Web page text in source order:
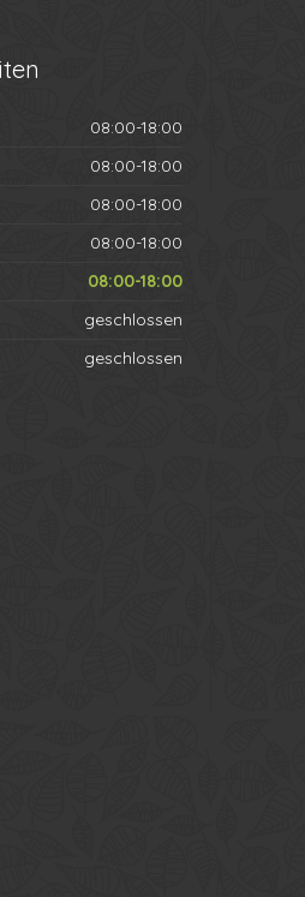
08:00-18:00
08:00-18:00
08:00-18:00
08:00-18:00
08:00-18:00
geschlossen
geschlossen